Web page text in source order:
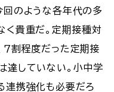
回のような各年代の多
く貴重だ。定期接種対
割程度だった定期接
達していない。小中学
連携強化も必要だろ